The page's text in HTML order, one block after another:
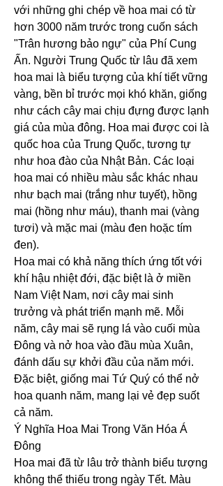
với những ghi chép về hoa mai có từ
hơn 3000 năm trước trong cuốn sách
"Trân hương bảo ngự" của Phí Cung
Ấn. Người Trung Quốc từ lâu đã xem
hoa mai là biểu tượng của khí tiết vững
vàng, bền bỉ trước mọi khó khăn, giống
như cách cây mai chịu đựng được lạnh
giá của mùa đông. Hoa mai được coi là
quốc hoa của Trung Quốc, tương tự
như hoa đào của Nhật Bản. Các loại
hoa mai có nhiều màu sắc khác nhau
như bạch mai (trắng như tuyết), hồng
mai (hồng như máu), thanh mai (vàng
tươi) và mặc mai (màu đen hoặc tím
đen).
Hoa mai có khả năng thích ứng tốt với
khí hậu nhiệt đới, đặc biệt là ở miền
Nam Việt Nam, nơi cây mai sinh
trưởng và phát triển mạnh mẽ. Mỗi
năm, cây mai sẽ rụng lá vào cuối mùa
Đông và nở hoa vào đầu mùa Xuân,
đánh dấu sự khởi đầu của năm mới.
Đặc biệt, giống mai Tứ Quý có thể nở
hoa quanh năm, mang lại vẻ đẹp suốt
cả năm.
Ý Nghĩa Hoa Mai Trong Văn Hóa Á
Đông
Hoa mai đã từ lâu trở thành biểu tượng
không thể thiếu trong ngày Tết. Màu